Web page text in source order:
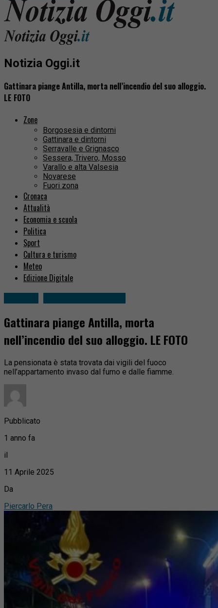
Notizia Oggi.it
Gattinara piange Antilla, morta nell’incendio del suo alloggio.
LE FOTO
Zone
Borgosesia e dintorni
Gattinara e dintorni
Serravalle e Grignasco
Sessera, Trivero, Mosso
Varallo e alta Valsesia
Novarese
Fuori zona
Cronaca
Attualità
Economia e scuola
Politica
Sport
Cultura e turismo
Meteo
Edizione Digitale
Gattinara piange Antilla, morta
nell’incendio del suo alloggio. LE FOTO
La pensionata è stata trovata dai vigili del fuoco
nell’appartamento invaso dal fumo e dalle fiamme.
Pubblicato
1 anno fa
il
11 Aprile 2025
Da
Piercarlo Pera